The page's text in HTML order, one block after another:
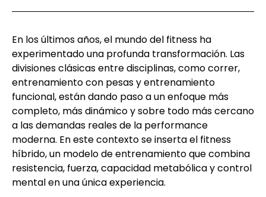
En los últimos años, el mundo del fitness ha
experimentado una profunda transformación. Las
divisiones clásicas entre disciplinas, como correr,
entrenamiento con pesas y entrenamiento
funcional, están dando paso a un enfoque más
completo, más dinámico y sobre todo más cercano
a las demandas reales de la performance
moderna. En este contexto se inserta el fitness
híbrido, un modelo de entrenamiento que combina
resistencia, fuerza, capacidad metabólica y control
mental en una única experiencia.